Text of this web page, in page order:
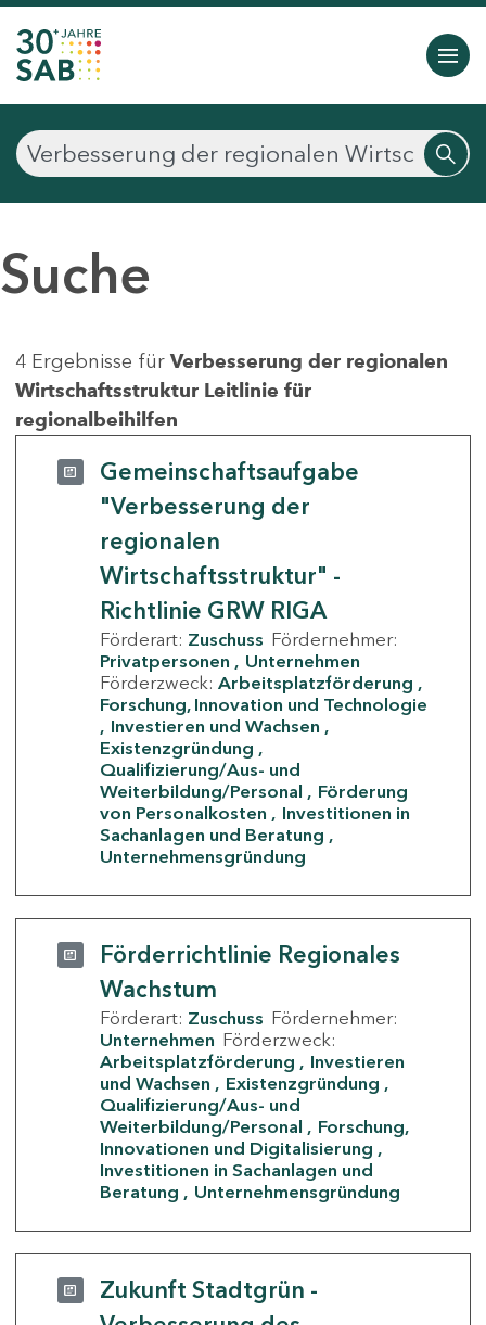
Suche
4 Ergebnisse für Verbesserung der regionalen
Wirtschaftsstruktur Leitlinie für
regionalbeihilfen
Gemeinschaftsaufgabe
"Verbesserung der
regionalen
Wirtschaftsstruktur" -
Richtlinie GRW RIGA
Förderart: Zuschuss Fördernehmer:
Privatpersonen
Unternehmen
Förderzweck: Arbeitsplatzförderung
Forschung, Innovation und Technologie
Investieren und Wachsen
Existenzgründung
Qualifizierung/Aus- und
Weiterbildung/Personal
Förderung
von Personalkosten
Investitionen in
Sachanlagen und Beratung
Unternehmensgründung
Förderrichtlinie Regionales
Wachstum
Förderart: Zuschuss Fördernehmer:
Unternehmen Förderzweck:
Arbeitsplatzförderung
Investieren
und Wachsen
Existenzgründung
Qualifizierung/Aus- und
Weiterbildung/Personal
Forschung,
Innovationen und Digitalisierung
Investitionen in Sachanlagen und
Beratung
Unternehmensgründung
Zukunft Stadtgrün -